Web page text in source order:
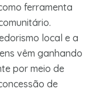
ferramenta
local e a
vêm ganhando
por meio de
de